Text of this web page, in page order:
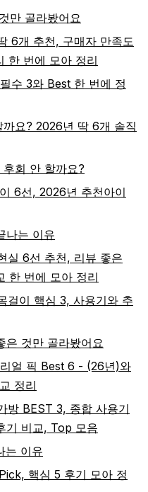
만 골라봤어요
6개 추천, 구매자 만족도
한 번에 모아 정리
수 3와 Best 한 번에 정
요? 2026년 딱 6개 솔직
회 안 할까요?
6선, 2026년 추천아이
나는 이유
실 6선 추천, 리뷰 좋은
한 번에 모아 정리
걸이 핵심 3, 사용기와 추
은 것만 골라봤어요
얼 픽 Best 6 - (26년)와
정리
방 BEST 3, 종합 사용기
기 비교, Top 모음
는 이유
핵심 5 후기 모아 정